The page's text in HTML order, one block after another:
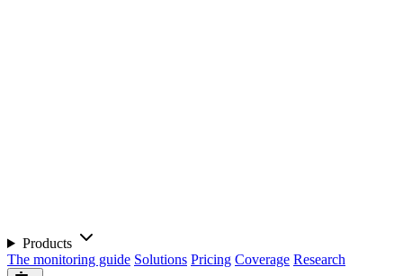
Products
The monitoring guide Solutions Pricing Coverage Research